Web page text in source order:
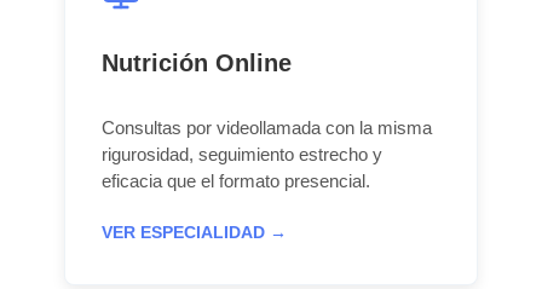
Nutrición Online
Consultas por videollamada con la misma
rigurosidad, seguimiento estrecho y
eficacia que el formato presencial.
VER ESPECIALIDAD →